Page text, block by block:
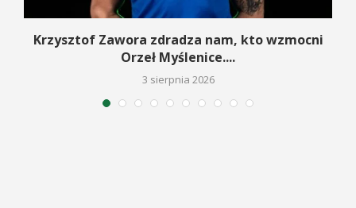
Krzysztof Zawora zdradza nam, kto wzmocni
Orzeł Myślenice....
3 sierpnia 2026